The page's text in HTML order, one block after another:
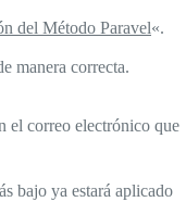
del Método Paravel«.
manera correcta.
el correo electrónico que
bajo ya estará aplicado